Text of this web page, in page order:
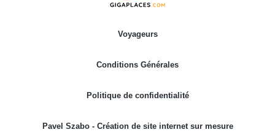
Voyageurs
Conditions Générales
Politique de confidentialité
Pavel Szabo - Création de site internet sur mesure